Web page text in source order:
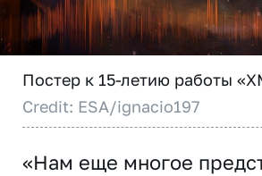
Постер к 15-летию работы
Credit: ESA/ignacio197
«Нам еще многое